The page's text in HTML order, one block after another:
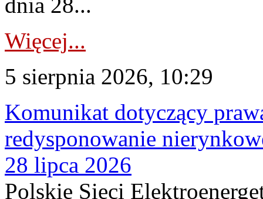
Więcej...
5 sierpnia 2026, 10:29
Komunikat dotyczący
redysponowanie
28 lipca 2026
Polskie Sieci